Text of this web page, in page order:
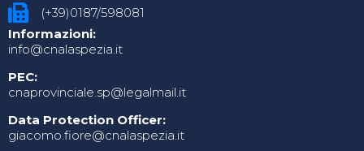
(+39)0187/598081
Informazioni:
info@cnalaspezia.it
PEC:
cnaprovinciale.sp@legalmail.it
Data Protection Officer:
giacomo.fiore@cnalaspezia.it